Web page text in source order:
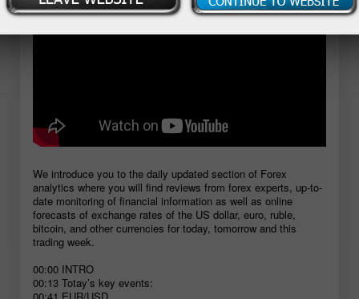
We introduce you to the daily updated section of Forex
analytics where you will find reviews from forex experts, up-to-
date monitoring of financial information as well as online
forecasts of exchange rates of the US dollar, euro, ruble,
bitcoin, and other currencies for today, tomorrow and this
trading week.
00:00 INTRO
00:13 Totay’s key events: